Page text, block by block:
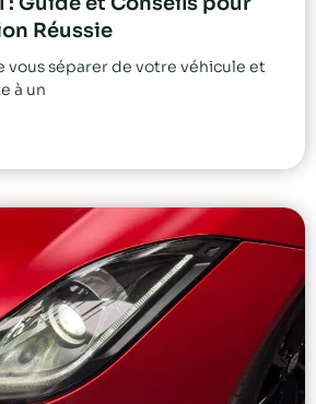
Réussie
vous séparer de votre véhicule et
à un